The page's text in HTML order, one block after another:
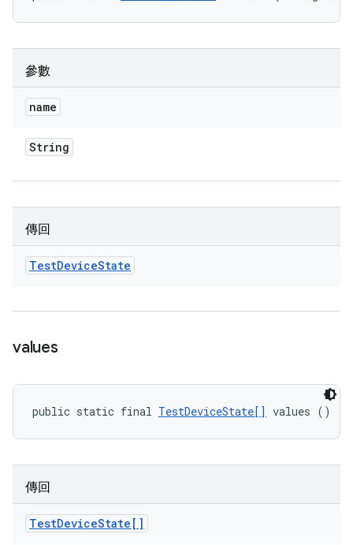
參數
name
String
傳回
TestDeviceState
values
public static final TestDeviceState[] values ()
傳回
TestDeviceState[]